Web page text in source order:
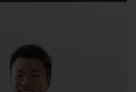
イター